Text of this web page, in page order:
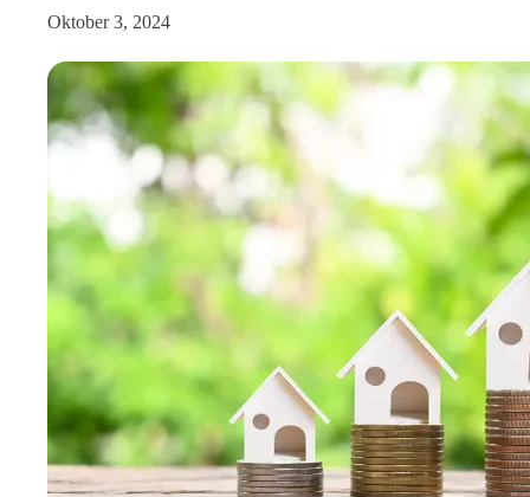
Oktober 3, 2024